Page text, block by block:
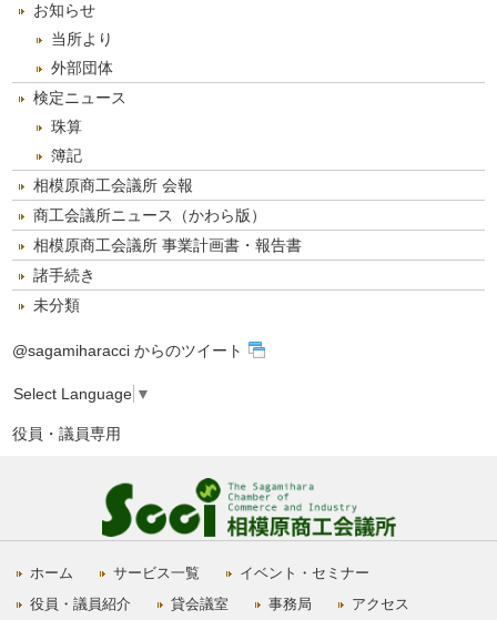
お知らせ
当所より
外部団体
検定ニュース
珠算
簿記
相模原商工会議所 会報
商工会議所ニュース（かわら版）
相模原商工会議所 事業計画書・報告書
諸手続き
未分類
@sagamiharacci からのツイート
Select Language ▼
役員・議員専用
ホーム サービス一覧
イベント・セミナー
役員・議員紹介
貸会議室 事務局 アクセス